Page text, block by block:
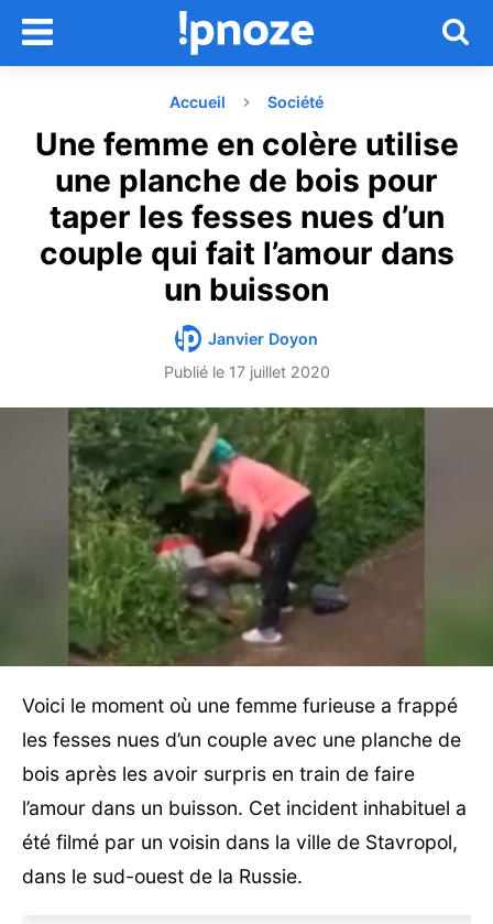
Accueil Société
Une femme en colère utilise
une planche de bois pour
taper les fesses nues d’un
couple qui fait l’amour dans
un buisson
Janvier Doyon
Publié le 17 juillet 2020
Voici le moment où une femme furieuse a frappé
les fesses nues d’un couple avec une planche de
bois après les avoir surpris en train de faire
l’amour dans un buisson. Cet incident inhabituel a
été filmé par un voisin dans la ville de Stavropol,
dans le sud-ouest de la Russie.